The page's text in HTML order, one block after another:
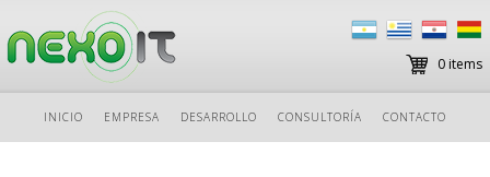
al
contenido
INICIO EMPRESA DESARROLLO CONSULTORÍA CONTACTO
0 items